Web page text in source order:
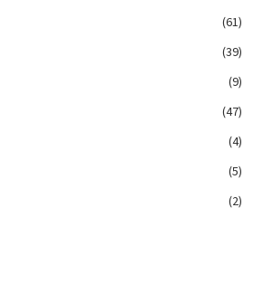
(61)
(39)
(9)
(47)
(4)
(5)
(2)